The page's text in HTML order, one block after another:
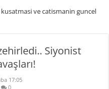
ve catismanin guncel
Siyonist
17:05
0